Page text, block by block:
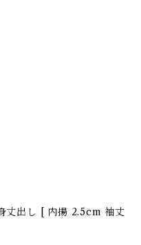
丈出し [ 内揚 2.5cm 袖丈